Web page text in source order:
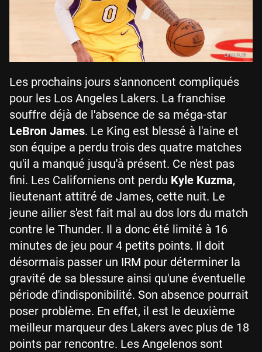
Les prochains jours s'annoncent compliqués
pour les Los Angeles Lakers. La franchise
souffre déjà de l'absence de sa méga-star
LeBron James. Le King est blessé à l'aine et
son équipe a perdu trois des quatre matches
qu'il a manqué jusqu'à présent. Ce n'est pas
fini. Les Californiens ont perdu Kyle Kuzma,
lieutenant attitré de James, cette nuit. Le
jeune ailier s'est fait mal au dos lors du match
contre le Thunder. Il a donc été limité à 16
minutes de jeu pour 4 petits points. Il doit
désormais passer un IRM pour déterminer la
gravité de sa blessure ainsi qu'une éventuelle
période d'indisponibilité. Son absence pourrait
poser problème. En effet, il est le deuxième
meilleur marqueur des Lakers avec plus de 18
points par rencontre. Les Angelenos sont